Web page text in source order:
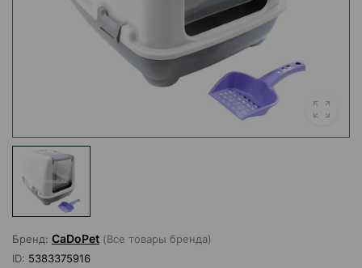
Бренд: CaDoPet (Все товары бренда)
ID: 5383375916